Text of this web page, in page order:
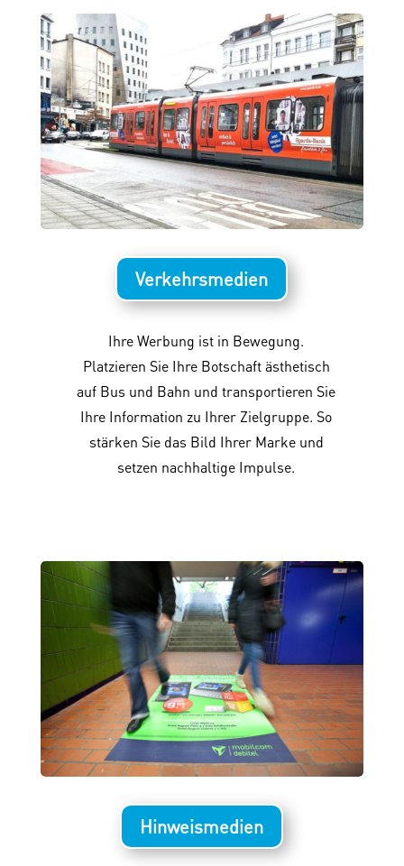
Verkehrsmedien
Ihre Werbung ist in Bewegung.
Platzieren Sie Ihre Botschaft ästhetisch
auf Bus und Bahn und transportieren Sie
Ihre Information zu Ihrer Zielgruppe. So
stärken Sie das Bild Ihrer Marke und
setzen nachhaltige Impulse.
Hinweismedien